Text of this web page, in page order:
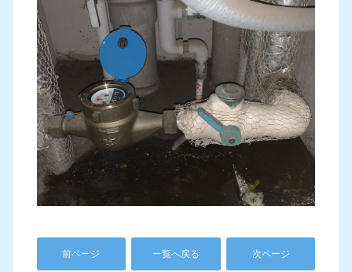
前ページ 一覧へ戻る 次ページ